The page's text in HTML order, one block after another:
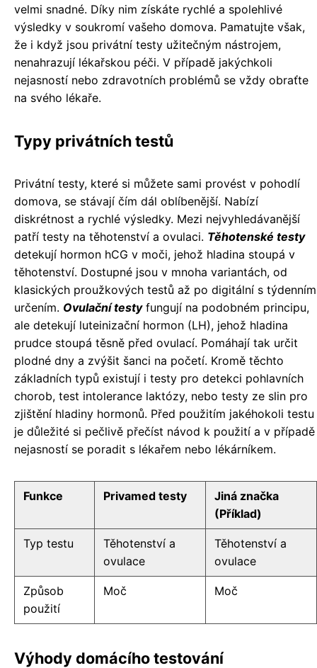
velmi snadné. Díky nim získáte rychlé a spolehlivé
výsledky v soukromí vašeho domova. Pamatujte však,
že i když jsou privátní testy užitečným nástrojem,
nenahrazují lékařskou péči. V případě jakýchkoli
nejasností nebo zdravotních problémů se vždy obraťte
na svého lékaře.
Typy privátních testů
Privátní testy, které si můžete sami provést v pohodlí
domova, se stávají čím dál oblíbenější. Nabízí
diskrétnost a rychlé výsledky. Mezi nejvyhledávanější
patří testy na těhotenství a ovulaci. Těhotenské testy
detekují hormon hCG v moči, jehož hladina stoupá v
těhotenství. Dostupné jsou v mnoha variantách, od
klasických proužkových testů až po digitální s týdenním
určením. Ovulační testyfungují na podobném principu,
ale detekují luteinizační hormon (LH), jehož hladina
prudce stoupá těsně před ovulací. Pomáhají tak určit
plodné dny a zvýšit šanci na početí. Kromě těchto
základních typů existují i testy pro detekci pohlavních
chorob, test intolerance laktózy, nebo testy ze slin pro
zjištění hladiny hormonů. Před použitím jakéhokoli testu
je důležité si pečlivě přečíst návod k použití a v případě
nejasností se poradit s lékařem nebo lékárníkem.
Funkce Privamed testy
Jiná značka
(Příklad)
Typ testu
Těhotenství a
ovulace
Těhotenství a
ovulace
Způsob
použití
Moč Moč
Výhody domácího testování